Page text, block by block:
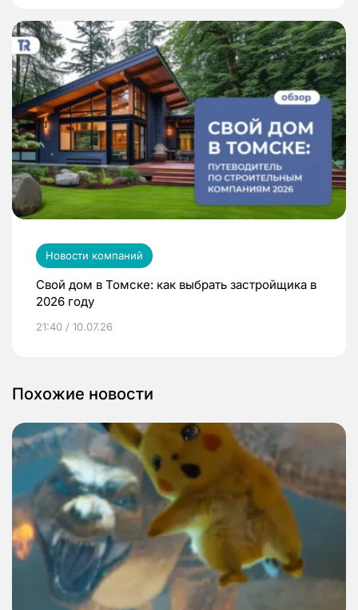
Новости компаний
Свой дом в Томске: как выбрать застройщика в
2026 году
21:40 / 10.07.26
Похожие новости